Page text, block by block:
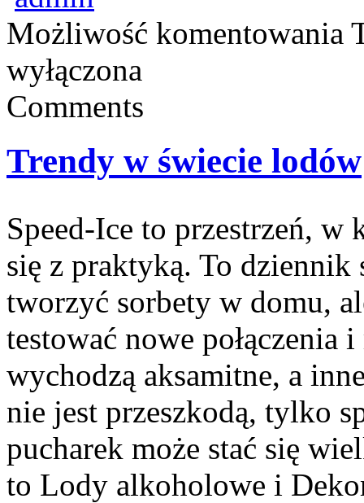
Możliwość komentowania
wyłączona
Comments
Trendy w świecie lodów
Speed-Ice to przestrzeń,
się z praktyką. To
tworzyć sorbety w domu,
testować nowe połączenia
wychodzą aksamitne, a
nie jest przeszkodą, tylko
pucharek może stać się
to Lody alkoholowe i